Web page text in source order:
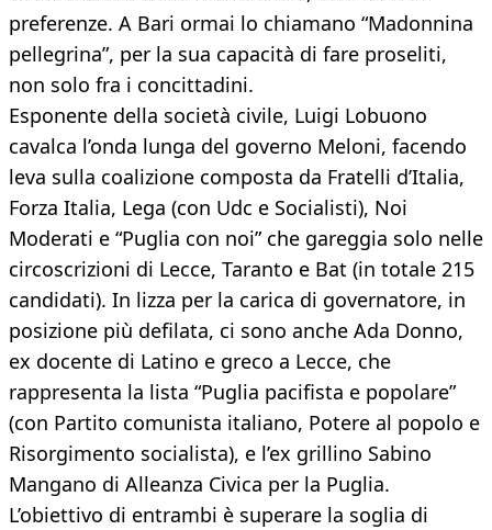
preferenze. A Bari ormai lo chiamano “Madonnina
pellegrina”, per la sua capacità di fare proseliti,
non solo fra i concittadini.
Esponente della società civile, Luigi Lobuono
cavalca l’onda lunga del governo Meloni, facendo
leva sulla coalizione composta da Fratelli d’Italia,
Forza Italia, Lega (con Udc e Socialisti), Noi
Moderati e “Puglia con noi” che gareggia solo nelle
circoscrizioni di Lecce, Taranto e Bat (in totale 215
candidati). In lizza per la carica di governatore, in
posizione più defilata, ci sono anche Ada Donno,
ex docente di Latino e greco a Lecce, che
rappresenta la lista “Puglia pacifista e popolare”
(con Partito comunista italiano, Potere al popolo e
Risorgimento socialista), e l’ex grillino Sabino
Mangano di Alleanza Civica per la Puglia.
L’obiettivo di entrambi è superare la soglia di